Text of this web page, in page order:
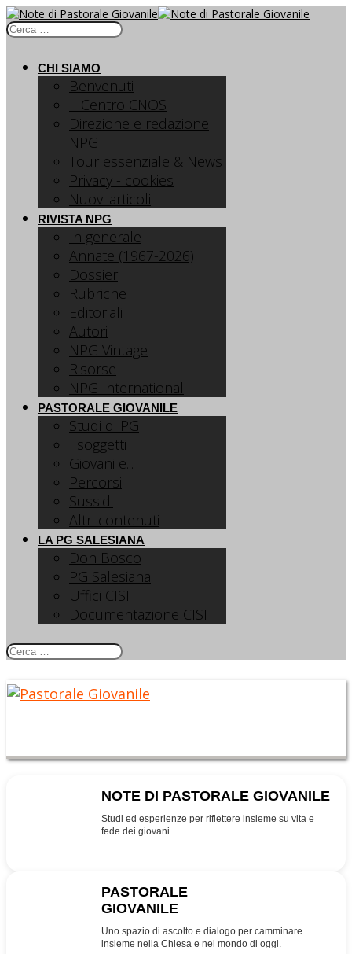
CHI SIAMO
Benvenuti
Il Centro CNOS
Direzione e redazione
NPG
Tour essenziale & News
Privacy - cookies
Nuovi articoli
RIVISTA NPG
In generale
Annate (1967-2026)
Dossier
Rubriche
Editoriali
Autori
NPG Vintage
Risorse
NPG International
PASTORALE GIOVANILE
Studi di PG
I soggetti
Giovani e...
Percorsi
Sussidi
Altri contenuti
LA PG SALESIANA
Don Bosco
PG Salesiana
Uffici CISI
Documentazione CISI
NOTE DI PASTORALE GIOVANILE
Studi ed esperienze per riflettere insieme su vita e
fede dei giovani.
PASTORALE
GIOVANILE
Uno spazio di ascolto e dialogo per camminare
insieme nella Chiesa e nel mondo di oggi.